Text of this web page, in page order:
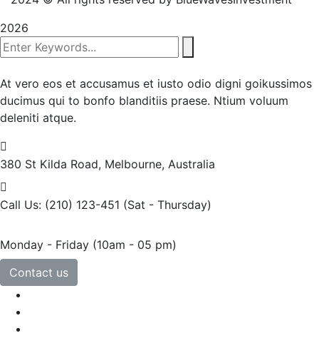
2026
At vero eos et accusamus et iusto odio digni goikussimos
ducimus qui to bonfo blanditiis praese. Ntium voluum
deleniti atque.
380 St Kilda Road, Melbourne, Australia
Call Us: (210) 123-451 (Sat - Thursday)
Monday - Friday (10am - 05 pm)
Contact us